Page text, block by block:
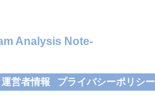
Analysis Note-
運営者情報 プライバシーポリシー